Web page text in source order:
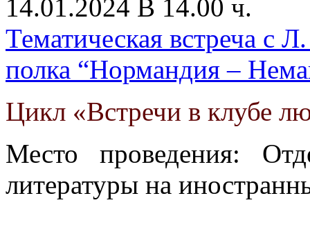
14.01.2024 В 14.00 ч.
Тематическая встреча
полка “Нормандия –
Цикл «Встречи в клубе
Место проведения:
литературы на